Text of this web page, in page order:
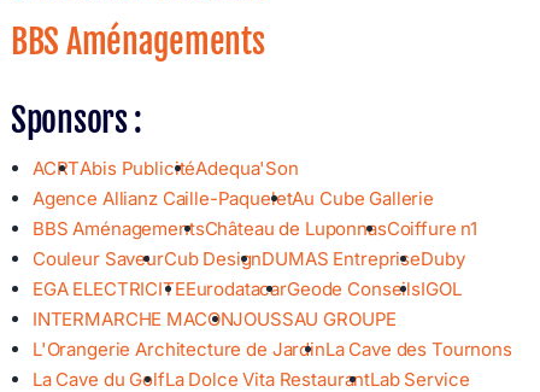
BBS Aménagements
Sponsors :
ACRTAbis PublicitéAdequa'Son
Agence Allianz Caille-PaqueletAu Cube Gallerie
BBS AménagementsChâteau de LuponnasCoiffure n1
Couleur SaveurCub DesignDUMAS EntrepriseDuby
EGA ELECTRICITEEurodatacarGeode ConseilsIGOL
INTERMARCHE MACONJOUSSAU GROUPE
L'Orangerie Architecture de JardinLa Cave des Tournons
La Cave du GolfLa Dolce Vita RestaurantLab Service